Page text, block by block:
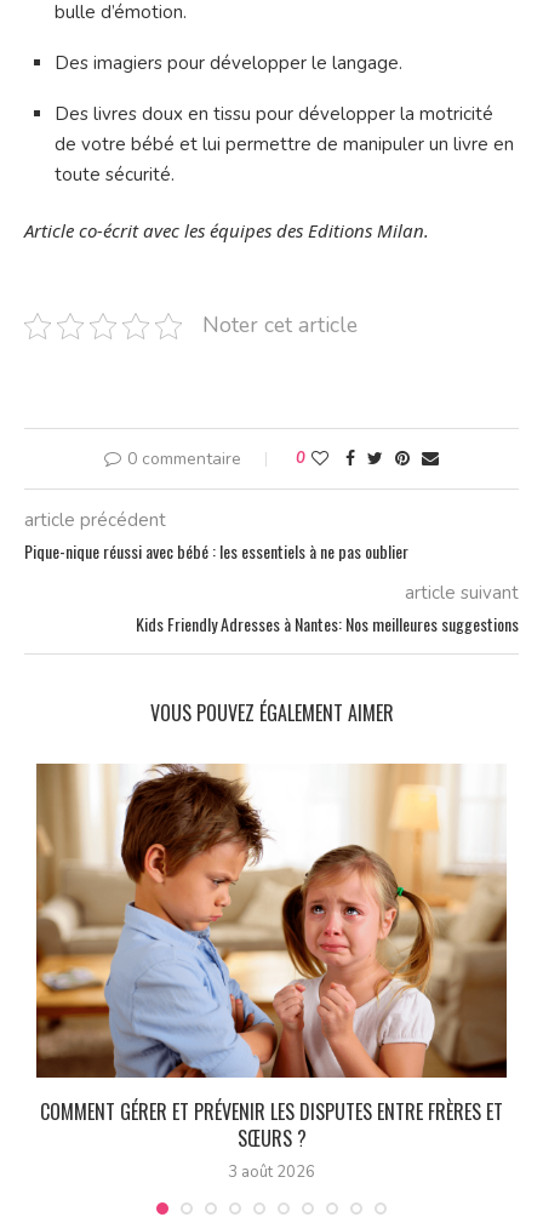
bulle d’émotion.
Des imagiers pour développer le langage.
Des livres doux en tissu pour développer la motricité
de votre bébé et lui permettre de manipuler un livre en
toute sécurité.
Article co-écrit avec les équipes des Editions Milan.
Noter cet article
0 commentaire 0
article précédent
Pique-nique réussi avec bébé : les essentiels à ne pas oublier
article suivant
Kids Friendly Adresses à Nantes: Nos meilleures suggestions
VOUS POUVEZ ÉGALEMENT AIMER
COMMENT GÉRER ET PRÉVENIR LES DISPUTES ENTRE FRÈRES ET
SŒURS ?
3 août 2026